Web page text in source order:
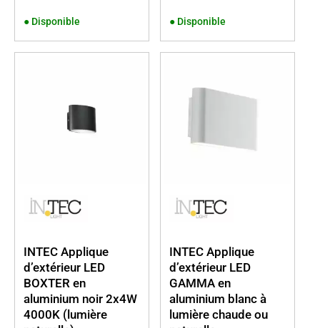
● Disponible ● Disponible
INTEC Applique
d’extérieur LED
BOXTER en
aluminium noir 2x4W
4000K (lumière
INTEC Applique
d’extérieur LED
GAMMA en
aluminium blanc à
lumière chaude ou